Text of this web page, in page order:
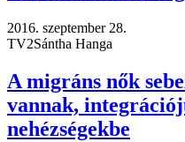
2016. szeptember 28.
TV2Sántha Hanga
A migráns nők
vannak,
nehézségekbe